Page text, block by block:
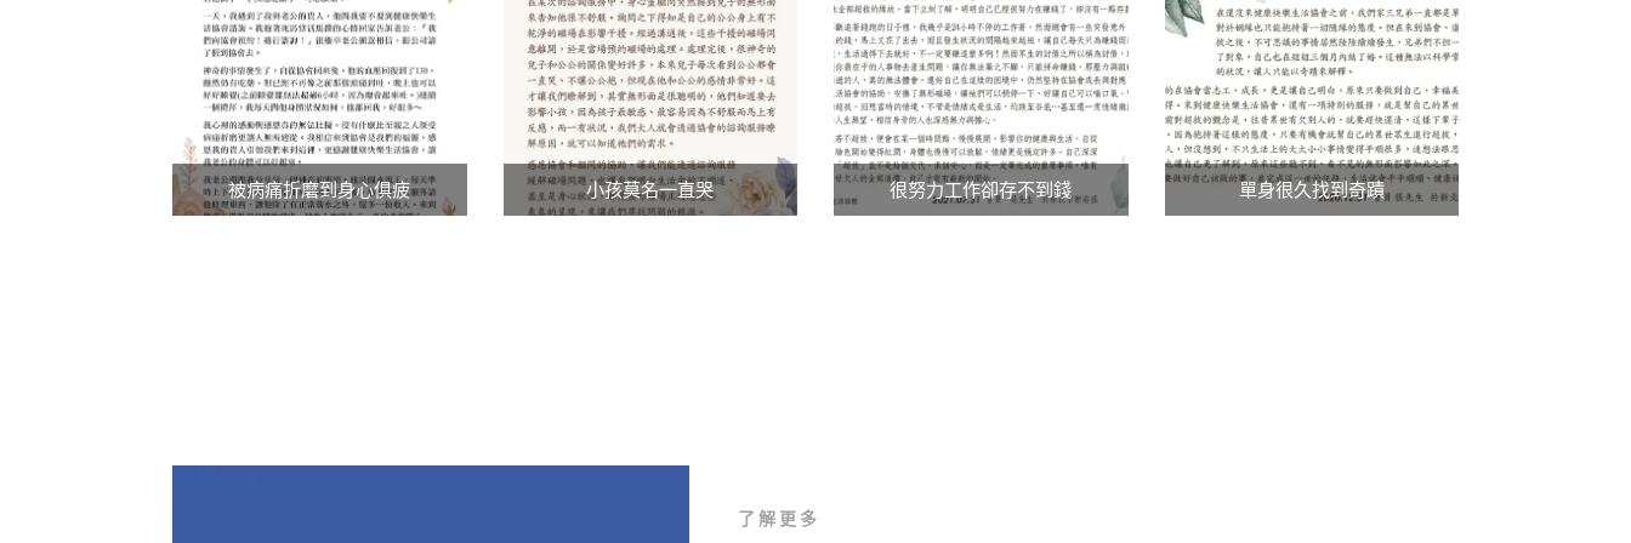
被病痛折磨到身心俱疲 小孩莫名一直哭 很努力工作卻存不到錢 單身很久找到奇蹟
了解更多